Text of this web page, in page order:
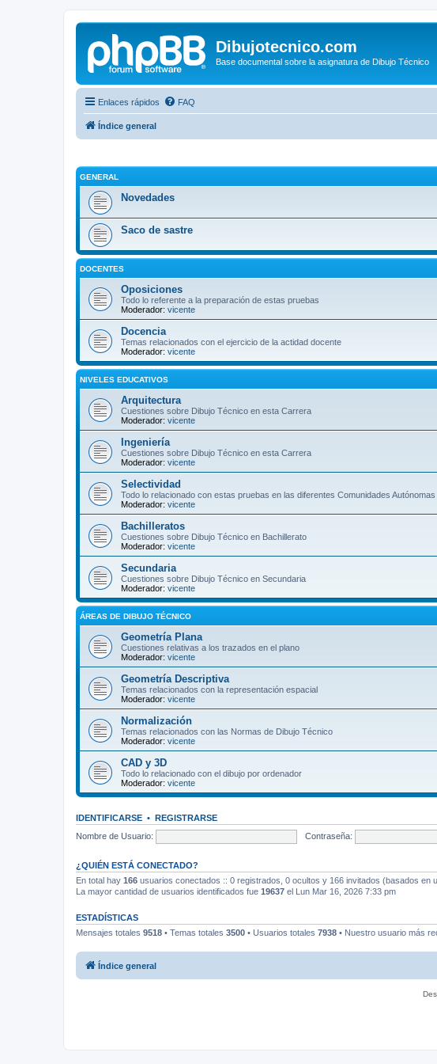
Dibujotecnico.com
Base documental sobre la asignatura de Dibujo Técnico
Enlaces rápidos FAQ
Índice general
GENERAL
Novedades
Saco de sastre
DOCENTES
Oposiciones
Todo lo referente a la preparación de estas pruebas
Moderador: vicente
Docencia
Temas relacionados con el ejercicio de la actidad docente
Moderador: vicente
NIVELES EDUCATIVOS
Arquitectura
Cuestiones sobre Dibujo Técnico en esta Carrera
Moderador: vicente
Ingeniería
Cuestiones sobre Dibujo Técnico en esta Carrera
Moderador: vicente
Selectividad
Todo lo relacionado con estas pruebas en las diferentes Comunidades Autónomas
Moderador: vicente
Bachilleratos
Cuestiones sobre Dibujo Técnico en Bachillerato
Moderador: vicente
Secundaria
Cuestiones sobre Dibujo Técnico en Secundaria
Moderador: vicente
ÁREAS DE DIBUJO TÉCNICO
Geometría Plana
Cuestiones relativas a los trazados en el plano
Moderador: vicente
Geometría Descriptiva
Temas relacionados con la representación espacial
Moderador: vicente
Normalización
Temas relacionados con las Normas de Dibujo Técnico
Moderador: vicente
CAD y 3D
Todo lo relacionado con el dibujo por ordenador
Moderador: vicente
IDENTIFICARSE • REGISTRARSE
Nombre de Usuario:
Contraseña:
¿QUIÉN ESTÁ CONECTADO?
En total hay 166 usuarios conectados :: 0 registrados, 0 ocultos y 166 invitados (basados en
La mayor cantidad de usuarios identificados fue 19637 el Lun Mar 16, 2026 7:33 pm
ESTADÍSTICAS
Mensajes totales 9518 • Temas totales 3500 • Usuarios totales 7938 • Nuestro usuario más
Índice general